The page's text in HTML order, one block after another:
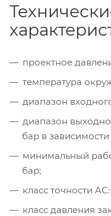
проектное
температура
диапазон
диапазон
бар в
минимальный
бар;
класс точности
класс давления